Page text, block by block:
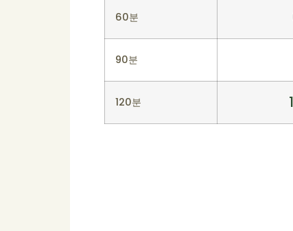
60분
90분
120분